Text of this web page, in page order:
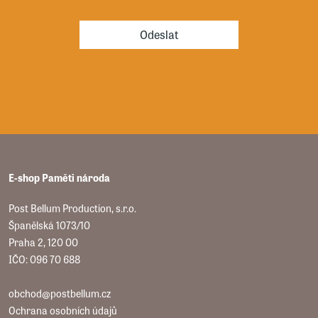
Odeslat
E-shop Paměti národa
Post Bellum Production, s.r.o.
Španělská 1073/10
Praha 2, 120 00
IČO: 096 70 688
obchod@postbellum.cz
Ochrana osobních údajů